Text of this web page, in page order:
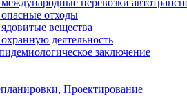
перевозки
отходы
вещества
деятельность
заключение
Проектирование